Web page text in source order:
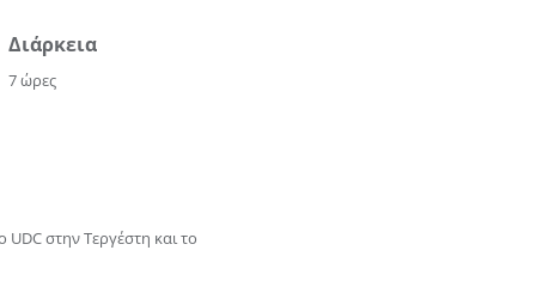
Διάρκεια
7 ώρες
στην Τεργέστη και το